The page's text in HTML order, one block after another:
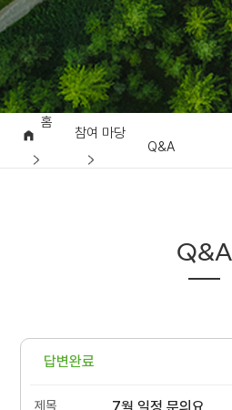
홈
참여 마당
Q&A
Q&A
답변완료